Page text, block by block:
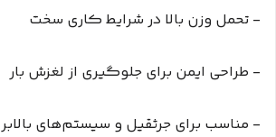
- تحمل وزن بالا در شرایط کاری سخت
- طراحی ایمن برای جلوگیری از لغزش بار
- مناسب برای جرثقیل و سیستم‌های بالابر